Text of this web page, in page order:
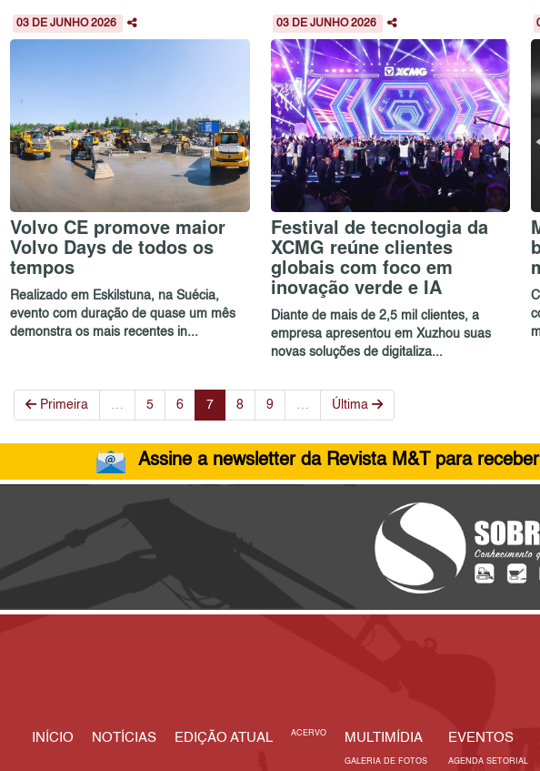
03 DE JUNHO 2026
Volvo CE promove maior
Volvo Days de todos os
tempos
Realizado em Eskilstuna, na Suécia,
evento com duração de quase um mês
demonstra os mais recentes in...
03 DE JUNHO 2026
Festival de tecnologia da
XCMG reúne clientes
globais com foco em
inovação verde e IA
Diante de mais de 2,5 mil clientes, a
empresa apresentou em Xuzhou suas
novas soluções de digitaliza...
Primeira … 5 6 7 8 9 … Última
Assine a newsletter da Revista M&T para
INÍCIO NOTÍCIAS EDIÇÃO ATUAL ACERVO MULTIMÍDIA
GALERIA DE FOTOS
EVENTOS
AGENDA SETORIAL